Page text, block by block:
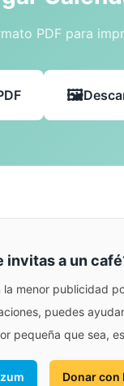
PDF para
invitas a un
menor publicidad
puedes
pequeña que sea,
Donar con